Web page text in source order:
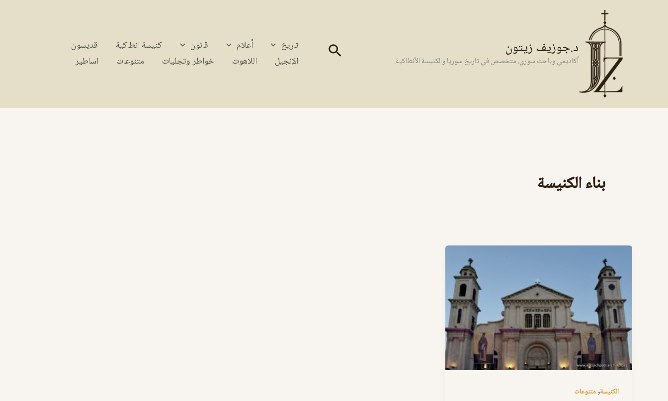
د.جوزيف زيتون
أكاديمي وباحث سوري، متخصص في تاريخ سوريا والكنيسة الأنطاكية. البحث تاريخ أعلام قانون كنيسة انطاكية
قديسون
الإنجيل
اللاهوت خواطر وتجليات متنوعات اساطير
بناء الكنيسة
الكنيسة,متنوعات